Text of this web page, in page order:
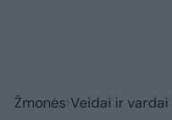
Žmonės Veidai ir vardai